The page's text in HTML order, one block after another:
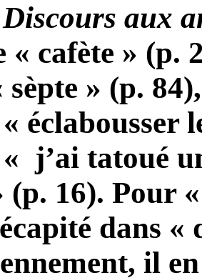
aux
« cafète » (p.
sèpte » (p.
éclabousser
j’ai tatoué
(p. 16). Pour
dans «
il